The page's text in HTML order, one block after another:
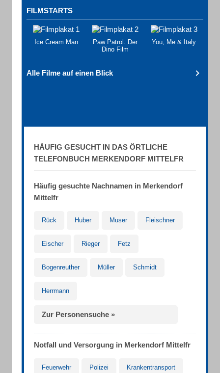
FILMSTARTS
Ice Cream Man
Paw Patrol: Der
Dino Film
You, Me & Italy
Alle Filme auf einen Blick
HÄUFIG GESUCHT IN DAS ÖRTLICHE
TELEFONBUCH MERKENDORF MITTELFR
Häufig gesuchte Nachnamen in Merkendorf
Mittelfr
Rück Huber Muser Fleischner
Eischer Rieger Fetz
Bogenreuther Müller Schmidt
Herrmann
Zur Personensuche »
Notfall und Versorgung in Merkendorf Mittelfr
Feuerwehr Polizei Krankentransport